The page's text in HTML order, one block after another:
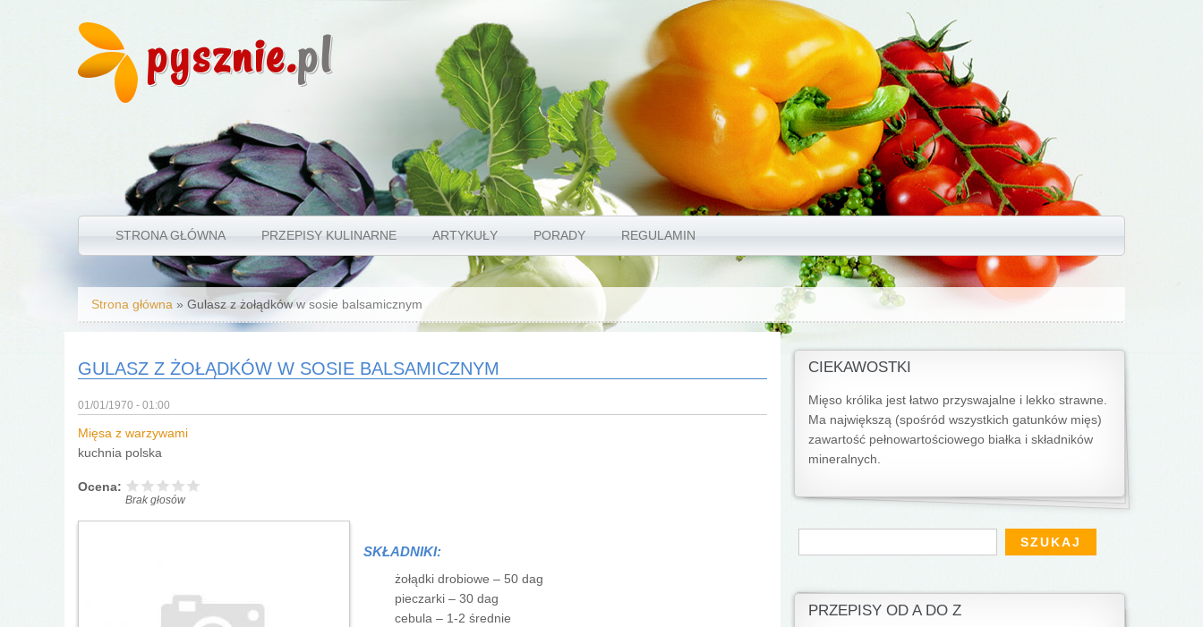
pysznie.pl
STRONA GŁÓWNA PRZEPISY KULINARNE ARTYKUŁY PORADY REGULAMIN
Jesteś tutaj
Strona główna » Gulasz z żołądków w sosie balsamicznym
GULASZ Z ŻOŁĄDKÓW W SOSIE BALSAMICZNYM
01/01/1970 - 01:00
Mięsa z warzywami
kuchnia polska
Ocena:
Brak głosów
SKŁADNIKI:
żołądki drobiowe – 50 dag
pieczarki – 30 dag
cebula – 1-2 średnie
CIEKAWOSTKI
Mięso królika jest łatwo przyswajalne i lekko strawne.
Ma największą (spośród wszystkich gatunków mięs)
zawartość pełnowartościowego białka i składników
mineralnych.
Formularz wyszukiwania
Szukaj
PRZEPISY OD A DO Z